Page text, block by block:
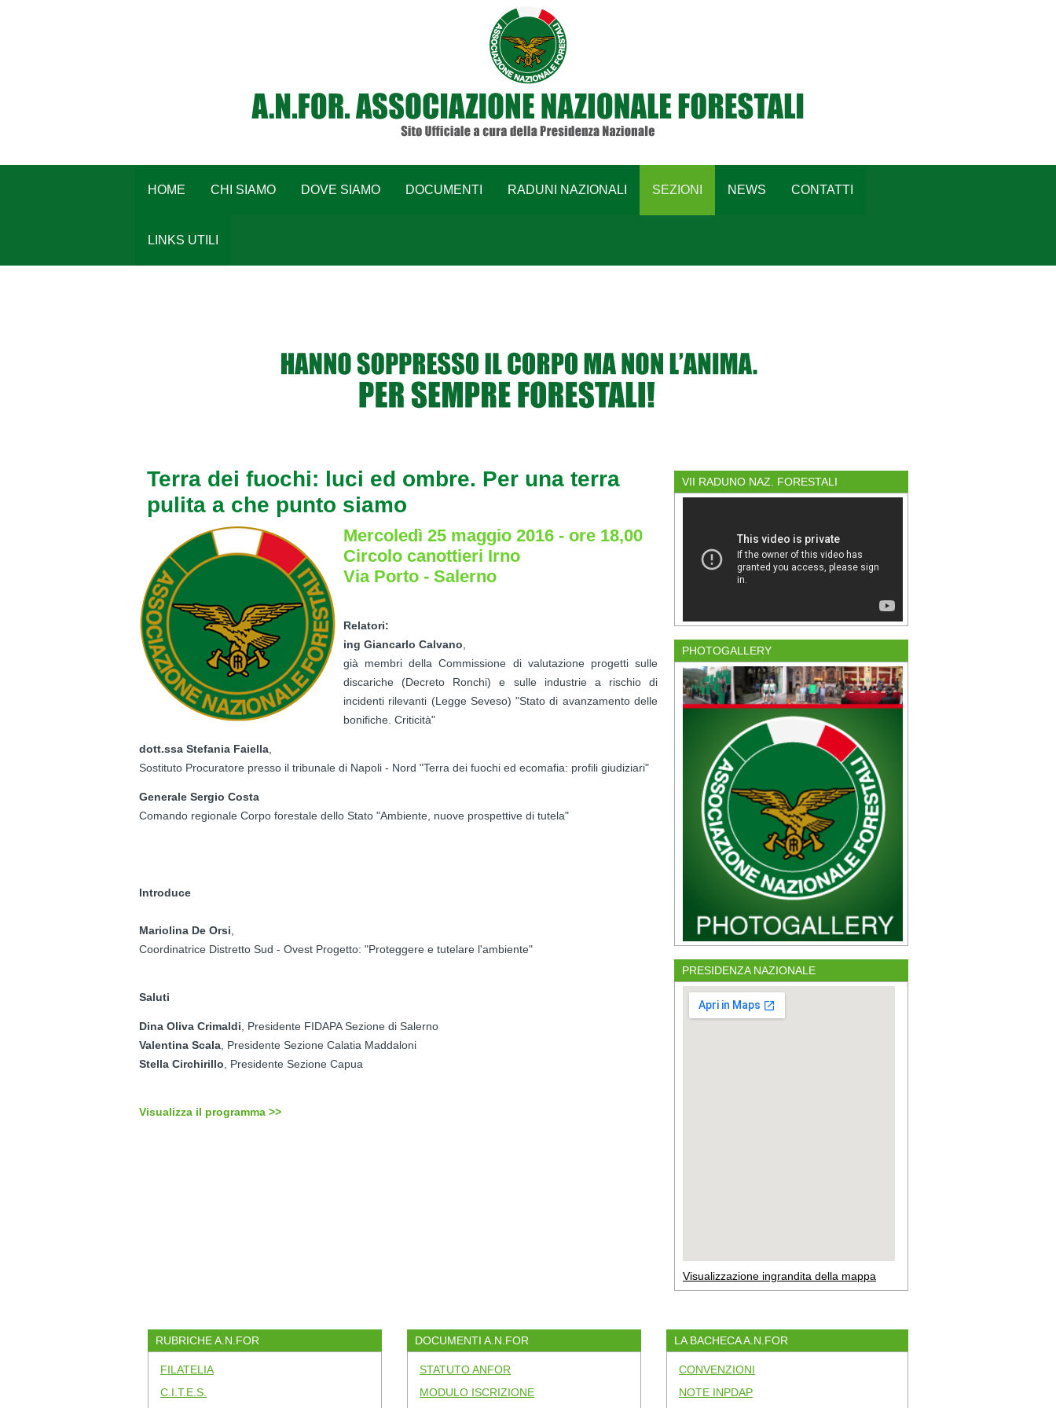
HOME CHI SIAMO DOVE SIAMO DOCUMENTI RADUNI NAZIONALI SEZIONI NEWS CONTATTI
LINKS UTILI
Terra dei fuochi: luci ed ombre. Per una terra
pulita a che punto siamo
Mercoledì 25 maggio 2016 - ore 18,00
Circolo canottieri Irno
Via Porto - Salerno
Relatori:
ing Giancarlo Calvano
già membri della Commissione di valutazione progetti sulle
discariche (Decreto Ronchi) e sulle industrie a rischio di
incidenti rilevanti (Legge Seveso) "Stato di avanzamento delle
bonifiche. Criticità"
dott.ssa Stefania Faiella
Sostituto Procuratore presso il tribunale di Napoli - Nord "Terra dei fuochi ed ecomafia: profili giudiziari"
Generale Sergio Costa
Comando regionale Corpo forestale dello Stato "Ambiente, nuove prospettive di tutela"
Introduce
Mariolina De Orsi
Coordinatrice Distretto Sud - Ovest Progetto: "Proteggere e tutelare l'ambiente"
Saluti
Dina Oliva Crimaldi , Presidente FIDAPA Sezione di Salerno
Valentina Scala , Presidente Sezione Calatia Maddaloni
Stella Circhirillo , Presidente Sezione Capua
Visualizza il programma >>
VII RADUNO NAZ. FORESTALI
PHOTOGALLERY
PRESIDENZA NAZIONALE
Visualizzazione ingrandita della mappa
RUBRICHE A.N.FOR
FILATELIA
C.I.T.E.S.
DOCUMENTI A.N.FOR
STATUTO ANFOR
MODULO ISCRIZIONE
LA BACHECA A.N.FOR
CONVENZIONI
NOTE INPDAP